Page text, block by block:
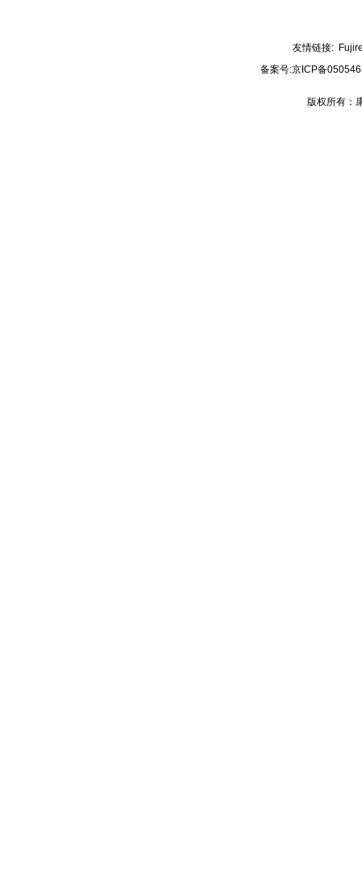
友情链接:
备案号:京ICP备
版权所有：